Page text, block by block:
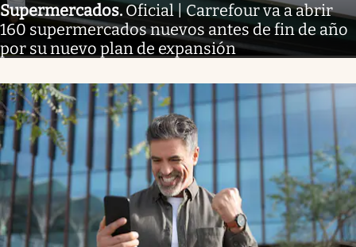
Supermercados. Oficial | Carrefour va a abrir
160 supermercados nuevos antes de fin de año
por su nuevo plan de expansión